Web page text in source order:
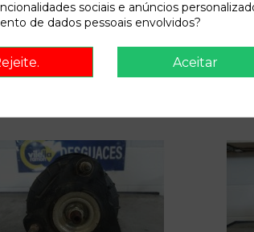
sociais e anúncios
de dados pessoais envolvidos?
Aceitar